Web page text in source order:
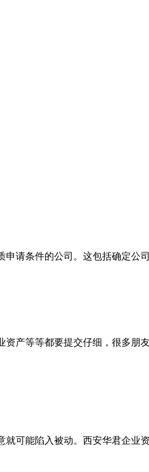
请条件的公司。这包括确定公
产等等都要提交仔细，很多
可能陷入被动。西安华君企业